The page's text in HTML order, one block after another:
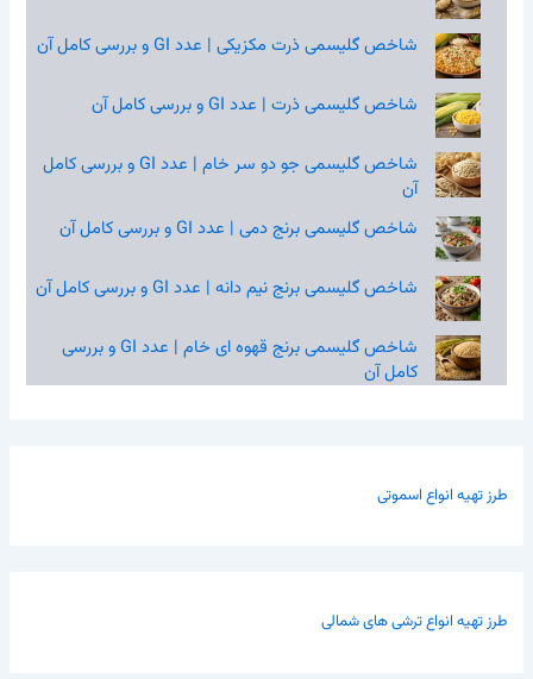
شاخص گلیسمی ذرت مکزیکی | عدد GI و بررسی کامل آن
شاخص گلیسمی ذرت | عدد GI و بررسی کامل آن
شاخص گلیسمی جو دو سر خام | عدد GI و بررسی کامل
آن
شاخص گلیسمی برنج دمی | عدد GI و بررسی کامل آن
شاخص گلیسمی برنج نیم‌ دانه | عدد GI و بررسی کامل آن
شاخص گلیسمی برنج قهوه‌ ای خام | عدد GI و بررسی
کامل آن
طرز تهیه انواع اسموتی
طرز تهیه انواع ترشی های شمالی